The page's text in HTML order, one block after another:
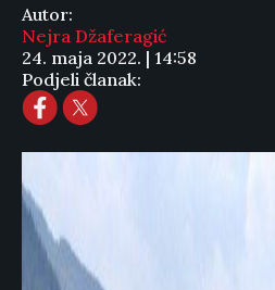
Autor:
Nejra Džaferagić
24. maja 2022. | 14:58
Podjeli članak: